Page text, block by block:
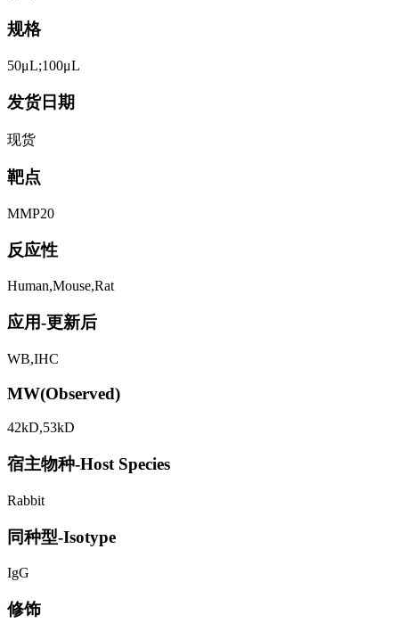
规格
50μL;100μL
发货日期
现货
靶点
MMP20
反应性
Human,Mouse,Rat
应用-更新后
WB,IHC
MW(Observed)
42kD,53kD
宿主物种-Host Species
Rabbit
同种型-Isotype
IgG
修饰